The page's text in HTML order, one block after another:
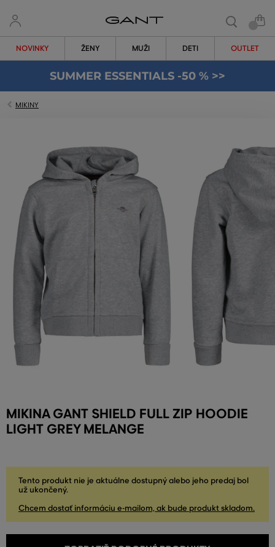
NOVINKY ŽENY MUŽI DETI OUTLET
SUMMER ESSENTIALS -50 % >>
MIKINY
MIKINA GANT SHIELD FULL ZIP HOODIE
LIGHT GREY MELANGE
Tento produkt nie je aktuálne dostupný alebo jeho predaj bol
už ukončený.
Chcem dostať informáciu e-mailom, ak bude produkt skladom.